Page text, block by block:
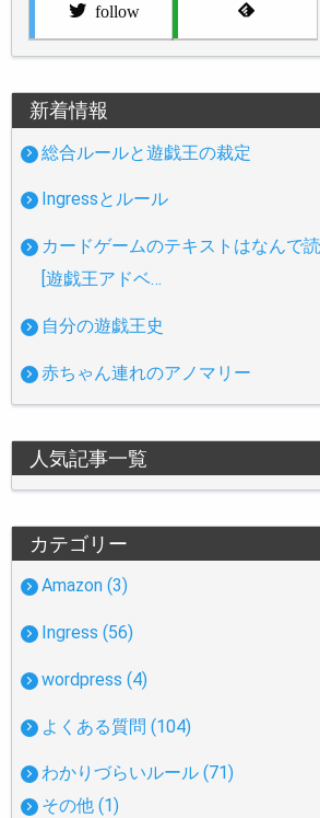
follow
新着情報
総合ルールと遊戯王の裁定
Ingressとルール
カードゲームのテキストはなんで
[遊戯王アドベ…
自分の遊戯王史
赤ちゃん連れのアノマリー
人気記事一覧
カテゴリー
Amazon (3)
Ingress (56)
wordpress (4)
よくある質問 (104)
わかりづらいルール (71)
その他 (1)